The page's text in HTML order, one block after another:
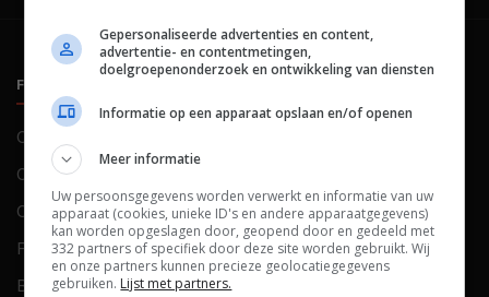
FILMTOTAAL
Contact
Over ons
Colofon
FAQ
Blog
Cookies
Cookievoorkeuren
Gepersonaliseerde advertenties en content,
advertentie- en contentmetingen,
doelgroepenonderzoek en ontwikkeling van diensten
Informatie op een apparaat opslaan en/of openen
Meer informatie
Uw persoonsgegevens worden verwerkt en informatie van uw
apparaat (cookies, unieke ID's en andere apparaatgegevens)
kan worden opgeslagen door, geopend door en gedeeld met
332 partners of specifiek door deze site worden gebruikt. Wij
en onze partners kunnen precieze geolocatiegegevens
gebruiken. Lijst met partners.